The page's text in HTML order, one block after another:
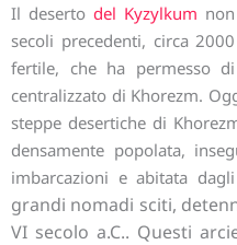
Il deserto del Kyzylkum
secoli precedenti, circa
fertile, che ha permesso
centralizzato di Khorezm.
steppe desertiche di
densamente popolata,
imbarcazioni e abitata
grandi nomadi sciti,
VI secolo a.C.. Questi